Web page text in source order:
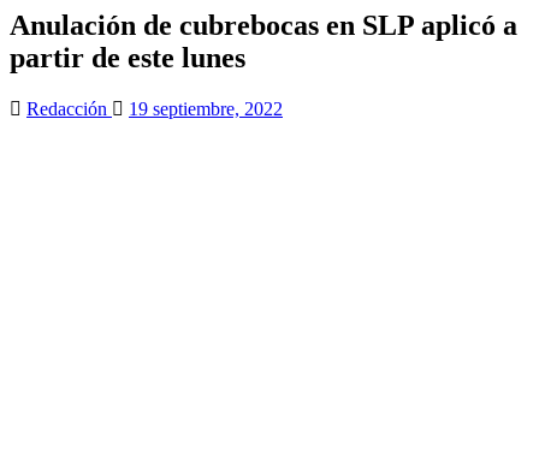
Anulación de cubrebocas en SLP aplicó a
partir de este lunes
Redacción 19 septiembre, 2022